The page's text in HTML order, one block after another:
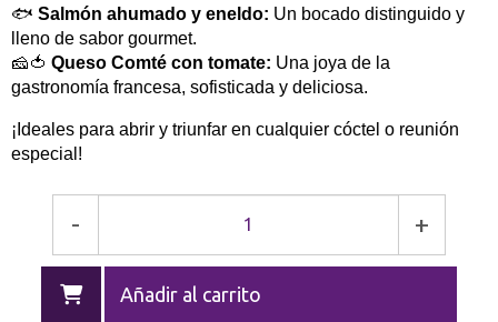
🐟 Salmón ahumado y eneldo: Un bocado distinguido y
lleno de sabor gourmet.
🧀🍅 Queso Comté con tomate: Una joya de la
gastronomía francesa, sofisticada y deliciosa.
¡Ideales para abrir y triunfar en cualquier cóctel o reunión
especial!
- +
Añadir al carrito